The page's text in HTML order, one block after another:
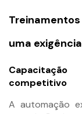
uma
competitivo
A automação